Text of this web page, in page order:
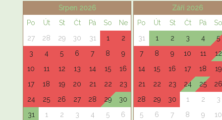
Srpen 2026
Po
Út St Čt Pá So
Ne
27
28 29 30 31 1
2
3
4 5 6 7 8
9
10
11 12 13 14 15
16
17
18 19 20 21 22
23
24
25 26 27 28 29
30
31
1 2 3 4 5 6
Září 2026
Po
Út St Čt Pá
So
31
1 2 3 4
5
7
8 9 10 11
12
14
15 16 17 18
19
21
22 23 24 25
26
28
29 30 1 2
3
5
6 7 8 9 10